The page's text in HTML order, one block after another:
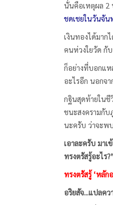
นั่นคือเหตุผล 2
ชดเชยในวันจัน
เงินทองได้มาก
คนห่วงใยวัด กั
ก็อย่างที่บอกแห
อะไรอีก นอกจา
กฐินสุดท้ายในชี
ชนะสงครามกับ
นะครับ ว่าจะพ
เอาละครับ มา
ทรงตรัสรู้อะไร
ทรงตรัสรู้ ‘หลัก
อริยสัจ...แปลค